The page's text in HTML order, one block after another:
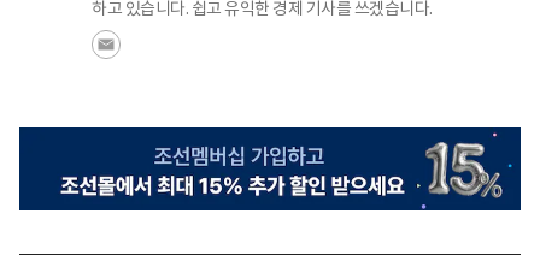
하고 있습니다. 쉽고 유익한 경제 기사를 쓰겠습니다.